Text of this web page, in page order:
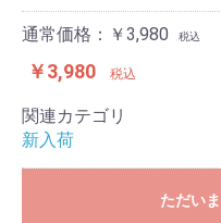
通常価格：￥3,980 税込
￥3,980 税込
関連カテゴリ
新入荷
ただい